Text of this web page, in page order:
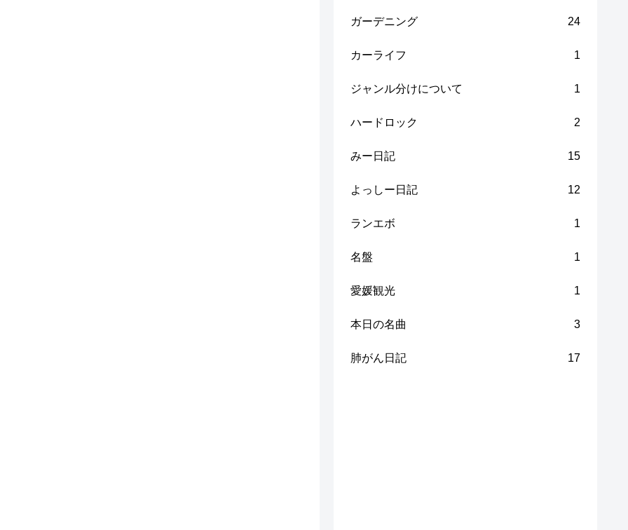
ガーデニング 24
カーライフ 1
ジャンル分けについて 1
ハードロック 2
みー日記 15
よっしー日記 12
ランエボ 1
名盤 1
愛媛観光 1
本日の名曲 3
肺がん日記 17